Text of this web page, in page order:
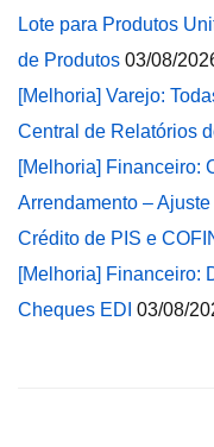
Lote para Produtos
de Produtos 03/08/
[Melhoria] Varejo:
Central de Relatórios
[Melhoria] Financeiro:
Arrendamento –
Crédito de PIS e
[Melhoria] Financeiro:
Cheques EDI 03/08/